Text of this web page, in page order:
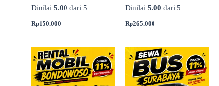
Dinilai 5.00 dari 5
Rp150.000
Dinilai 5.00 dari 5
Rp265.000